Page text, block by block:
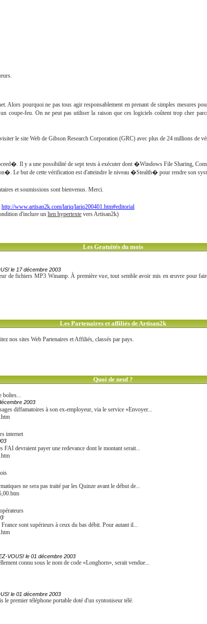
Alors pourquoi ne pas tous agir responsablement en prenant de simples mesures
coupe-feu. On ne peut pas utiliser la raison que ces logiciels coûtent trop cher
le site Web de Gibson Research Corporation (GRC) avec plus de 24 millions de
Il y a une possibilité de sept tests à exécuter dont �Windows File Sharing,
Le but de cette vérification est d'atteindre le niveau �Stealth� pour rendre son
et soumissions sont bienvenus. Merci.
http://www.artisan2k.com/lariq/lariq200401.htm#editorial
d'inclure un lien hypertexte vers Artisan2k)
Les Gratuités du mois
le 17 décembre 2003
de fichiers MP3 Winamp. À première vue, tout semble avoir mis en œuvre pour
Les Partenaires et affiliés de Artisan2k
nos sites Web Partenaires et Affiliés, classés par pays.
Quoi de neuf ?
boîtes...
2003
diffamatoires à son ex-employeur, via le service «Envoyer...
internet
devraient payer une redevance dont le montant serait...
ne sera pas traité par les Quinze avant le début de...
sont supérieurs à ceux du bas débit. Pour autant il...
VOUS! le 01 décembre 2003
connu sous le nom de code «Longhorn», serait vendue...
le 01 décembre 2003
premier téléphone portable doté d'un syntoniseur télé.